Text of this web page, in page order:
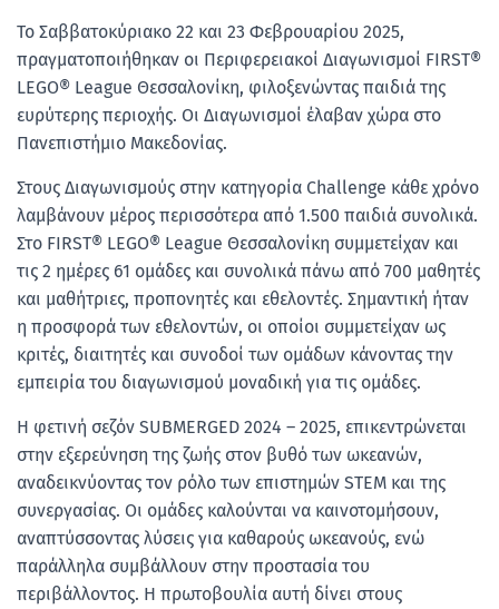
Το Σαββατοκύριακο 22 και 23 Φεβρουαρίου 2025,
πραγματοποιήθηκαν οι Περιφερειακοί Διαγωνισμοί FIRST®
LEGO® League Θεσσαλονίκη, φιλοξενώντας παιδιά της
ευρύτερης περιοχής. Οι Διαγωνισμοί έλαβαν χώρα στο
Πανεπιστήμιο Μακεδονίας.
Στους Διαγωνισμούς στην κατηγορία Challenge κάθε χρόνο
λαμβάνουν μέρος περισσότερα από 1.500 παιδιά συνολικά.
Στο FIRST® LEGO® League Θεσσαλονίκη συμμετείχαν και
τις 2 ημέρες 61 ομάδες και συνολικά πάνω από 700 μαθητές
και μαθήτριες, προπονητές και εθελοντές. Σημαντική ήταν
η προσφορά των εθελοντών, οι οποίοι συμμετείχαν ως
κριτές, διαιτητές και συνοδοί των ομάδων κάνοντας την
εμπειρία του διαγωνισμού μοναδική για τις ομάδες.
H φετινή σεζόν SUBMERGED 2024 – 2025, επικεντρώνεται
στην εξερεύνηση της ζωής στον βυθό των ωκεανών,
αναδεικνύοντας τον ρόλο των επιστημών STEM και της
συνεργασίας. Οι ομάδες καλούνται να καινοτομήσουν,
αναπτύσσοντας λύσεις για καθαρούς ωκεανούς, ενώ
παράλληλα συμβάλλουν στην προστασία του
περιβάλλοντος. Η πρωτοβουλία αυτή δίνει στους